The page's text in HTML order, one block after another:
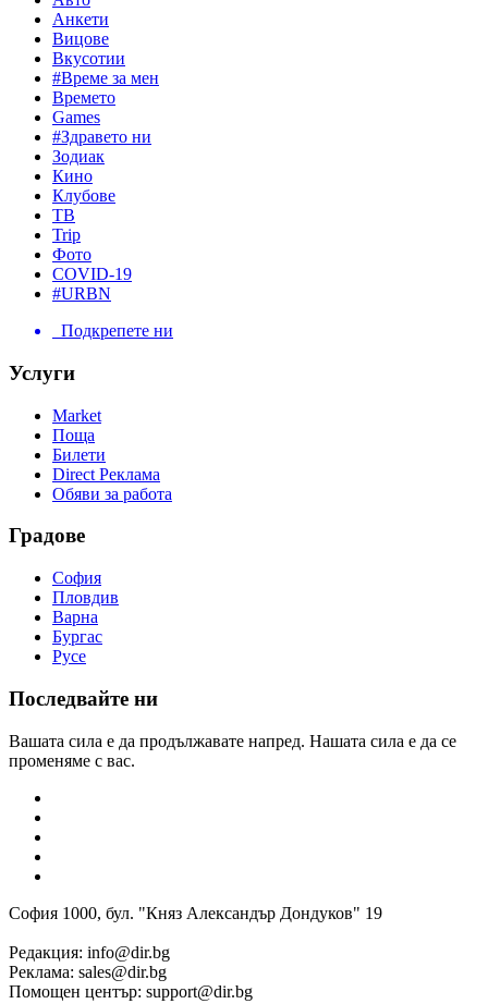
Анкети
Вицове
Вкусотии
#Време за мен
Времето
Games
#Здравето ни
Зодиак
Кино
Клубове
ТВ
Trip
Фото
COVID-19
#URBN
Подкрепете ни
Услуги
Market
Поща
Билети
Direct Реклама
Обяви за работа
Градове
София
Пловдив
Варна
Бургас
Русе
Последвайте ни
Вашата сила е да продължавате напред. Нашата сила е да се
променяме с вас.
София 1000, бул. "Княз Александър Дондуков" 19
Редакция: info@dir.bg
Реклама: sales@dir.bg
Помощен център: support@dir.bg